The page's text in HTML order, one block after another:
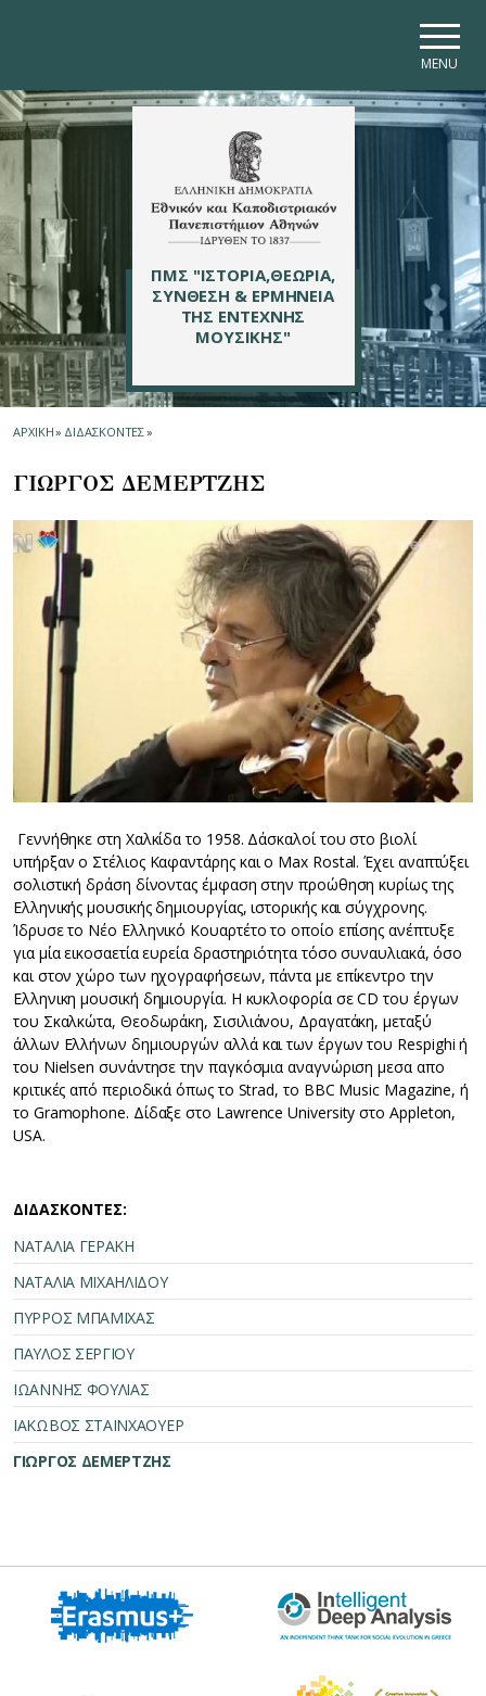
MENU
ΠΜΣ "ΙΣΤΟΡΙΑ,ΘΕΩΡΙΑ,
ΣΥΝΘΕΣΗ & ΕΡΜΗΝΕΙΑ
ΤΗΣ ΕΝΤΕΧΝΗΣ
ΜΟΥΣΙΚΗΣ"
ΑΡΧΙΚΗ» ΔΙΔΑΣΚΟΝΤΕΣ»
ΓΙΩΡΓΟΣ ΔΕΜΕΡΤΖΗΣ
Γεννήθηκε στη Χαλκίδα το 1958. Δάσκαλοί του στο βιολί
υπήρξαν ο Στέλιος Καφαντάρης και ο Max Rostal. Έχει αναπτύξει
σολιστική δράση δίνοντας έμφαση στην προώθηση κυρίως της
Ελληνικής μουσικής δημιουργίας, ιστορικής και σύγχρονης.
Ίδρυσε το Νέο Ελληνικό Κουαρτέτο το οποίο επίσης ανέπτυξε
για μία εικοσαετία ευρεία δραστηριότητα τόσο συναυλιακά, όσο
και στον χώρο των ηχογραφήσεων, πάντα με επίκεντρο την
Ελληνικη μουσική δημιουργία. Η κυκλοφορία σε CD του έργων
του Σκαλκώτα, Θεοδωράκη, Σισιλιάνου, Δραγατάκη, μεταξύ
άλλων Ελλήνων δημιουργών αλλά και των έργων του Respighi ή
του Nielsen συνάντησε την παγκόσμια αναγνώριση μεσα απο
κριτικές από περιοδικά όπως το Strad, το BBC Music Magazine, ή
το Gramophone. Δίδαξε στο Lawrence University στο Appleton,
USA.
ΔΙΔΑΣΚΟΝΤΕΣ:
ΝΑΤΑΛΙΑ ΓΕΡΑΚΗ
ΝΑΤΑΛΙΑ ΜΙΧΑΗΛΙΔΟΥ
ΠΥΡΡΟΣ ΜΠΑΜΙΧΑΣ
ΠΑΥΛΟΣ ΣΕΡΓΙΟΥ
ΙΩΑΝΝΗΣ ΦΟΥΛΙΑΣ
ΙΑΚΩΒΟΣ ΣΤΑΪΝΧΑΟΥΕΡ
ΓΙΩΡΓΟΣ ΔΕΜΕΡΤΖΗΣ